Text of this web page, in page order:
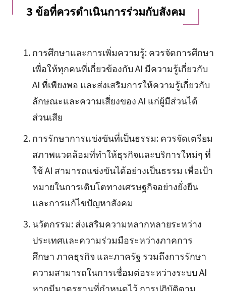
3 ข้อที่ควรดำเนินการร่วมกับสังคม
การศึกษาและการเพิ่มความรู้: ควรจัดการศึกษา
เพื่อให้ทุกคนที่เกี่ยวข้องกับ AI มีความรู้เกี่ยวกับ
AI ที่เพียงพอ และส่งเสริมการให้ความรู้เกี่ยวกับ
ลักษณะและความเสี่ยงของ AI แก่ผู้มีส่วนได้
ส่วนเสีย
การรักษาการแข่งขันที่เป็นธรรม: ควรจัดเตรียม
สภาพแวดล้อมที่ทำให้ธุรกิจและบริการใหม่ๆ ที่
ใช้ AI สามารถแข่งขันได้อย่างเป็นธรรม เพื่อเป้า
หมายในการเติบโตทางเศรษฐกิจอย่างยั่งยืน
และการแก้ไขปัญหาสังคม
นวัตกรรม: ส่งเสริมความหลากหลายระหว่าง
ประเทศและความร่วมมือระหว่างภาคการ
ศึกษา ภาคธุรกิจ และภาครัฐ รวมถึงการรักษา
ความสามารถในการเชื่อมต่อระหว่างระบบ AI
หากมีมาตรฐานที่กำหนดไว้ การปฏิบัติตาม